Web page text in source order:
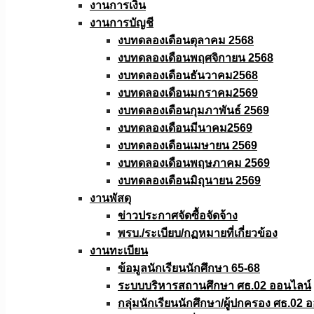
งานการเงิน
งานการบัญชี
งบทดลองเดือนตุลาคม 2568
งบทดลองเดือนพฤศจิกายน 2568
งบทดลองเดือนธันวาคม2568
งบทดลองเดือนมกราคม2569
งบทดลองเดือนกุมภาพันธ์ 2569
งบทดลองเดือนมีนาคม2569
งบทดลองเดือนเมษายน 2569
งบทดลองเดือนพฤษภาคม 2569
งบทดลองเดือนมิถุนายน 2569
งานพัสดุ
ข่าวประกาศจัดซื้อจัดจ้าง
พรบ./ระเบียบ/กฏหมายที่เกี่ยวข้อง
งานทะเบียน
ข้อมูลนักเรียนนักศึกษา 65-68
ระบบบริหารสถานศึกษา ศธ.02 ออนไลน์
กลุ่มนักเรียนนักศึกษา/ผู้ปกครอง ศธ.02